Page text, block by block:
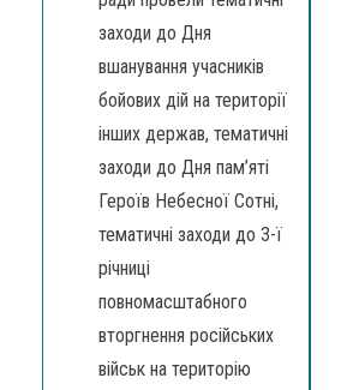
заходи до Дня
вшанування учасників
бойових дій на території
інших держав, тематичні
заходи до Дня пам’яті
Героїв Небесної Сотні,
тематичні заходи до 3-ї
річниці
повномасштабного
вторгнення російських
військ на територію